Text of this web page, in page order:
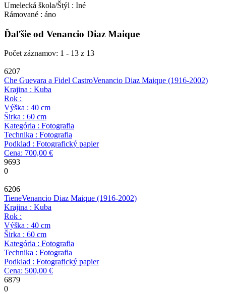
Umelecká škola/Štýl : Iné
Rámované : áno
Ďaľšie od Venancio Diaz Maique
Počet záznamov: 1 - 13 z 13
6207
Che Guevara a Fidel CastroVenancio Diaz Maique (1916-2002)
Krajina : Kuba
Rok :
Výška : 40 cm
Širka : 60 cm
Kategória : Fotografia
Technika : Fotografia
Podklad : Fotografický papier
Cena: 700,00 €
9693
0
6206
TieneVenancio Diaz Maique (1916-2002)
Krajina : Kuba
Rok :
Výška : 40 cm
Širka : 60 cm
Kategória : Fotografia
Technika : Fotografia
Podklad : Fotografický papier
Cena: 500,00 €
6879
0